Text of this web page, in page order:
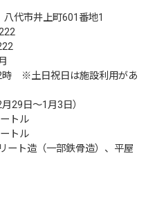
市井上町601番地1
※土日祝日は施設利用があ
29日～1月3日）
トル
トル
造（一部鉄骨造）、平屋